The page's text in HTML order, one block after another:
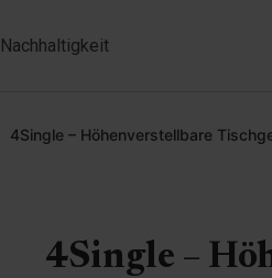
Nachhaltigkeit
4Single – Höhenverstellbare
4Single –